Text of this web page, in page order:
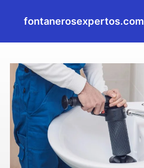
fontanerosexpertos.com